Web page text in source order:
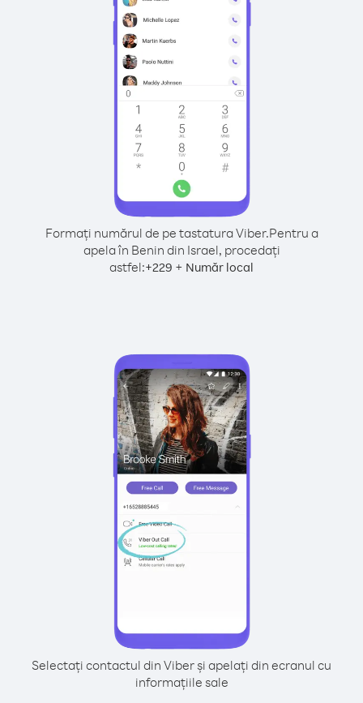
Formați numărul de pe tastatura Viber.Pentru a
apela în Benin din Israel, procedați
astfel:+229 + Număr local
Selectați contactul din Viber și apelați din ecranul cu
informațiile sale